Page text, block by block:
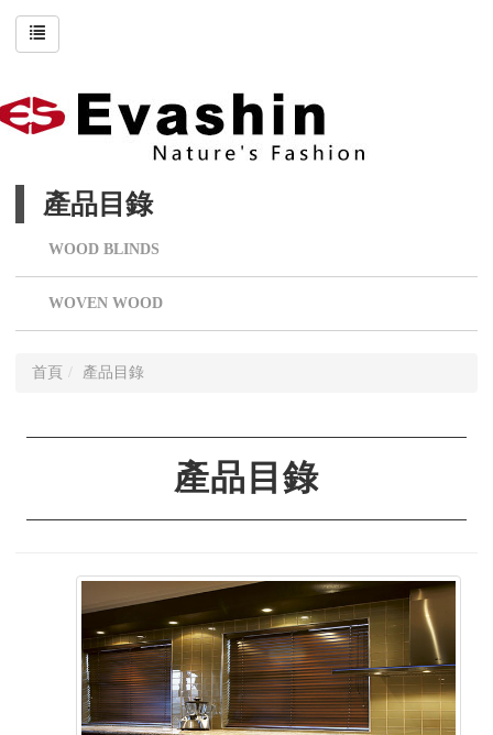
產品目錄
WOOD BLINDS
WOVEN WOOD
首頁 產品目錄
產品目錄